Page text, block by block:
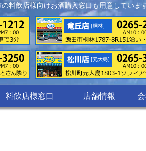
料飲店様向けお酒購入窓口も用意していま
料飲店様窓口 店舗情報